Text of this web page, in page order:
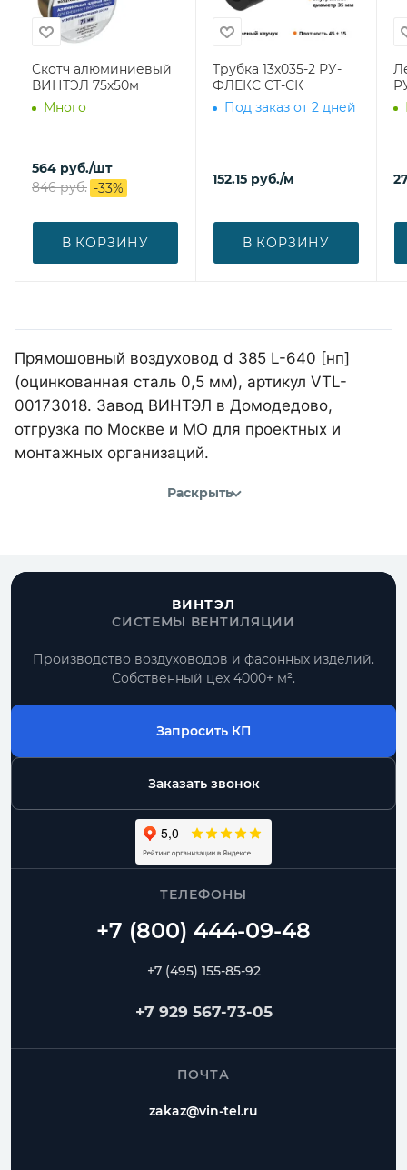
Скотч алюминиевый
ВИНТЭЛ 75х50м
Много
564 руб./шт
846руб. -33%
В КОРЗИНУ
Трубка 13х035-2 РУ-
ФЛЕКС СТ-СК
Под заказ от 2 дней
152.15 руб./м
В КОРЗИНУ
Прямошовный воздуховод d 385 L-640 [нп]
(оцинкованная сталь 0,5 мм), артикул VTL-
00173018. Завод ВИНТЭЛ в Домодедово,
отгрузка по Москве и МО для проектных и
монтажных организаций.
Раскрыть
ВИНТЭЛ
СИСТЕМЫ ВЕНТИЛЯЦИИ
Производство воздуховодов и фасонных изделий.
Собственный цех 4000+ м².
Запросить КП
Заказать звонок
ТЕЛЕФОНЫ
+7 (495) 155-85-92
+7 929 567-73-05
ПОЧТА
zakaz@vin-tel.ru